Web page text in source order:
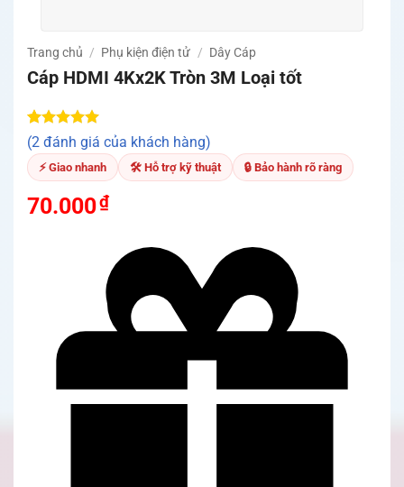
Trang chủ / Phụ kiện điện tử / Dây Cáp
Cáp HDMI 4Kx2K Tròn 3M Loại tốt
5.00trên 5
dựa trên
2
đánh giá
(2 đánh giá của khách hàng)
⚡ Giao nhanh 🛠 Hỗ trợ kỹ thuật 🔒 Bảo hành rõ ràng
70.000₫